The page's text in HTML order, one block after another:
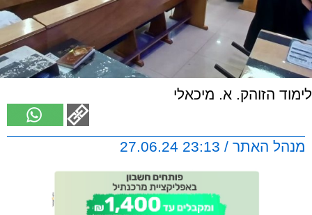
לימוד הזוהק. א. מיכאלי
מנהל האתר / 23:13 27.06.24